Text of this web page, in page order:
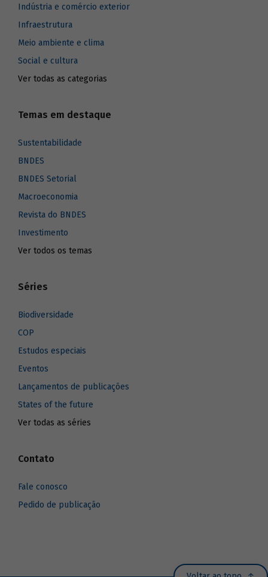
Indústria e comércio exterior
Infraestrutura
Meio ambiente e clima
Social e cultura
Ver todas as categorias
Temas em destaque
Sustentabilidade
BNDES
BNDES Setorial
Macroeconomia
Revista do BNDES
Investimento
Ver todos os temas
Séries
Biodiversidade
COP
Estudos especiais
Eventos
Lançamentos de publicações
States of the future
Ver todas as séries
Contato
Fale conosco
Pedido de publicação